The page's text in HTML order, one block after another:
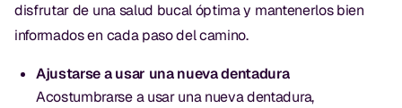
disfrutar de una salud bucal óptima y mantenerlos bien
informados en cada paso del camino.
Ajustarse a usar una nueva dentadura
Acostumbrarse a usar una nueva dentadura,